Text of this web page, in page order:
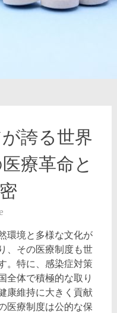
誇る世界
療革命と
環境と多様な文化が
、その医療制度も世
特に、感染症対策
全体で積極的な取り
康維持に大きく貢献
医療制度は公的な保